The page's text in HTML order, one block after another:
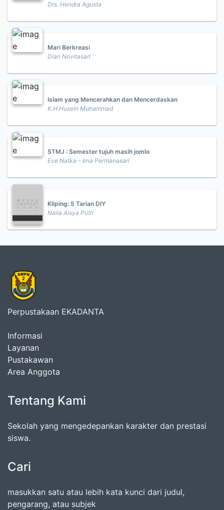
Drs. Hendra Agusta
Mari Berkreasi
Dian Novitasari
Islam yang Mencerahkan dan Mencerdaskan
K.H.Husein Muhammad
STMJ : Semester tujuh masih jomlo
Eve Natka - Irna Permanasari
Kliping: 5 Tarian DIY
Naila Aisya Putri
Perpustakaan EKADANTA
Informasi
Layanan
Pustakawan
Area Anggota
Tentang Kami
Sekolah yang mengedepankan karakter dan prestasi
siswa.
Cari
masukkan satu atau lebih kata kunci dari judul,
pengarang, atau subjek